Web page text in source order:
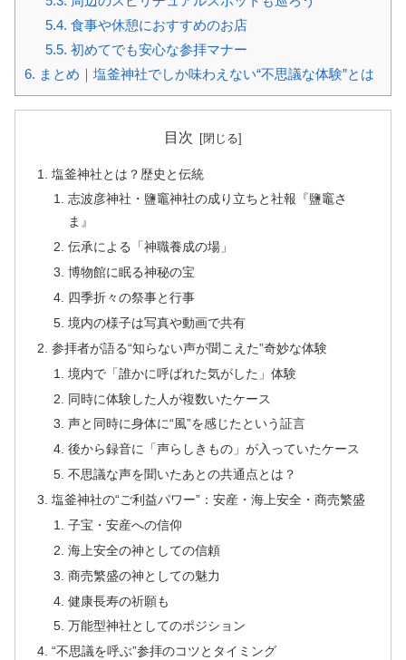
5.4. 食事や休憩におすすめのお店
5.5. 初めてでも安心な参拝マナー
6. まとめ｜塩釜神社でしか味わえない“不思議な体験”とは
目次
塩釜神社とは？歴史と伝統
志波彦神社・鹽竈神社の成り立ちと社報『鹽竈さ
ま』
伝承による「神職養成の場」
博物館に眠る神秘の宝
四季折々の祭事と行事
境内の様子は写真や動画で共有
参拝者が語る“知らない声が聞こえた”奇妙な体験
境内で「誰かに呼ばれた気がした」体験
同時に体験した人が複数いたケース
声と同時に身体に“風”を感じたという証言
後から録音に「声らしきもの」が入っていたケース
不思議な声を聞いたあとの共通点とは？
塩釜神社の“ご利益パワー”：安産・海上安全・商売繁盛
子宝・安産への信仰
海上安全の神としての信頼
商売繁盛の神としての魅力
健康長寿の祈願も
万能型神社としてのポジション
“不思議を呼ぶ”参拝のコツとタイミング